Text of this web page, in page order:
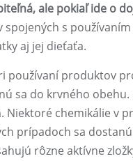
ale pokiaľ ide o
spojených s
aj jej dieťaťa.
používaní produktov
sa do krvného
Niektoré chemikálie v
prípadoch sa
rôzne aktívne